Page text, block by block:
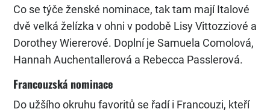
Co se týče ženské nominace, tak tam mají Italové
dvě velká želízka v ohni v podobě Lisy Vittozziové a
Dorothey Wiererové. Doplní je Samuela Comolová,
Hannah Auchentallerová a Rebecca Passlerová.
Francouzská nominace
Do užšího okruhu favoritů se řadí i Francouzi, kteří